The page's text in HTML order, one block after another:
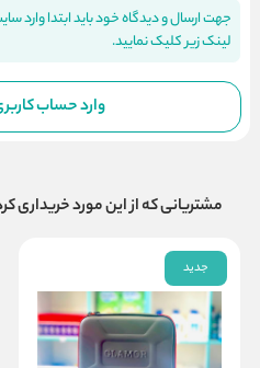
جهت ارسال و دیدگاه خود باید ابتدا
لینک زیر کلیک نمایید.
وارد حساب
مشتریانی که از این مورد خریداری
جدید